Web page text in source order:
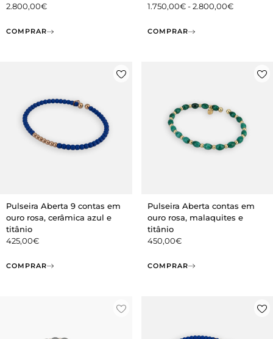
2.800,00€
COMPRAR
1.750,00€-2.800,00€
COMPRAR
Pulseira Aberta 9 contas em
ouro rosa, cerâmica azul e
titânio
425,00€
COMPRAR
Pulseira Aberta contas em
ouro rosa, malaquites e
titânio
450,00€
COMPRAR